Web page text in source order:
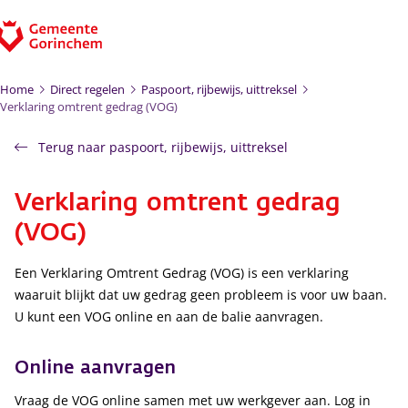
Home Direct regelen
Paspoort, rijbewijs, uittreksel
Verklaring omtrent gedrag (VOG)
Terug naar paspoort, rijbewijs, uittreksel
Verklaring omtrent gedrag
(VOG)
Een Verklaring Omtrent Gedrag (VOG) is een verklaring
waaruit blijkt dat uw gedrag geen probleem is voor uw baan.
U kunt een VOG online en aan de balie aanvragen.
Online aanvragen
Vraag de VOG online samen met uw werkgever aan. Log in